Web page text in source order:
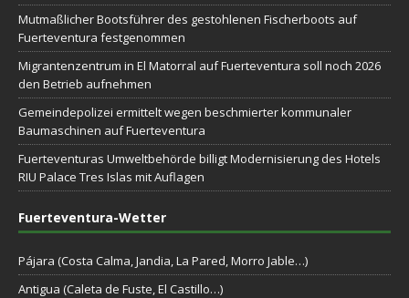
Mutmaßlicher Bootsführer des gestohlenen Fischerboots auf
Fuerteventura festgenommen
Migrantenzentrum in El Matorral auf Fuerteventura soll noch 2026
den Betrieb aufnehmen
Gemeindepolizei ermittelt wegen beschmierter kommunaler
Baumaschinen auf Fuerteventura
Fuerteventuras Umweltbehörde billigt Modernisierung des Hotels
RIU Palace Tres Islas mit Auflagen
Fuerteventura-Wetter
Pájara (Costa Calma, Jandia, La Pared, Morro Jable…)
Antigua (Caleta de Fuste, El Castillo…)